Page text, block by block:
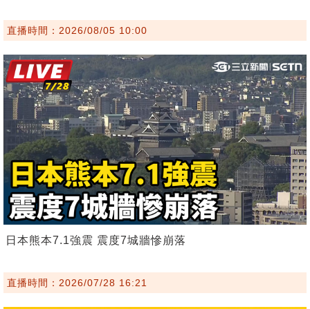
直播時間：2026/08/05 10:00
日本熊本7.1強震 震度7城牆慘崩落
直播時間：2026/07/28 16:21